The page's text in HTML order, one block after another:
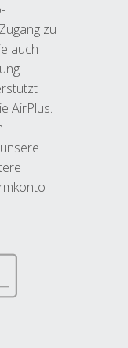
zu
auch
AirPlus.